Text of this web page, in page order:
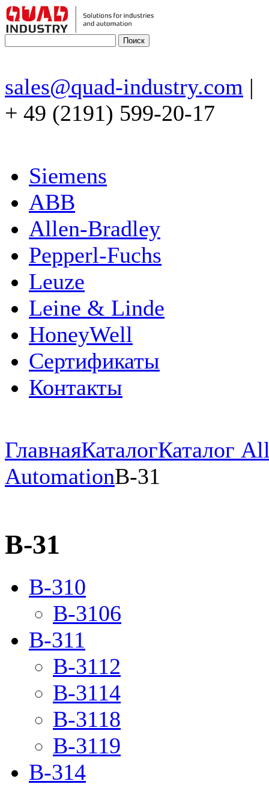
sales@quad-industry.com |
+ 49 (2191) 599-20-17
Siemens
ABB
Allen-Bradley
Pepperl-Fuchs
Leuze
Leine & Linde
HoneyWell
Сертификаты
Контакты
ГлавнаяКаталогКаталог
AutomationB-31
B-31
B-310
B-3106
B-311
B-3112
B-3114
B-3118
B-3119
B-314